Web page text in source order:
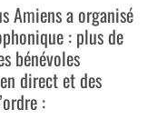
Amiens a organisé
: plus de
bénévoles
direct et des
: